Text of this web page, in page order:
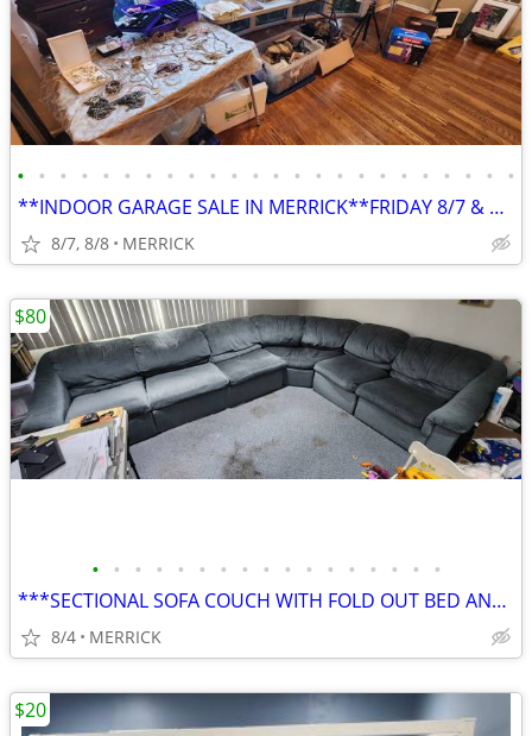
• • • • • • • • • • • • • • • • • • • • • • • •
**INDOOR GARAGE SALE IN MERRICK**FRIDAY 8/7 & SAT 8/8 FROM 9AM - 1PM**
8/7, 8/8 MERRICK
• • • • • • • • • • • • • • • • •
***SECTIONAL SOFA COUCH WITH FOLD OUT BED AND 2 RECLINERS**
8/4 MERRICK
$80
$20